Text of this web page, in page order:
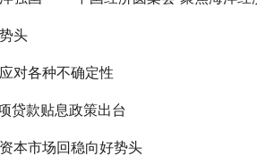
头
对各种不确定性
贷款贴息政策出台
本市场回稳向好势头